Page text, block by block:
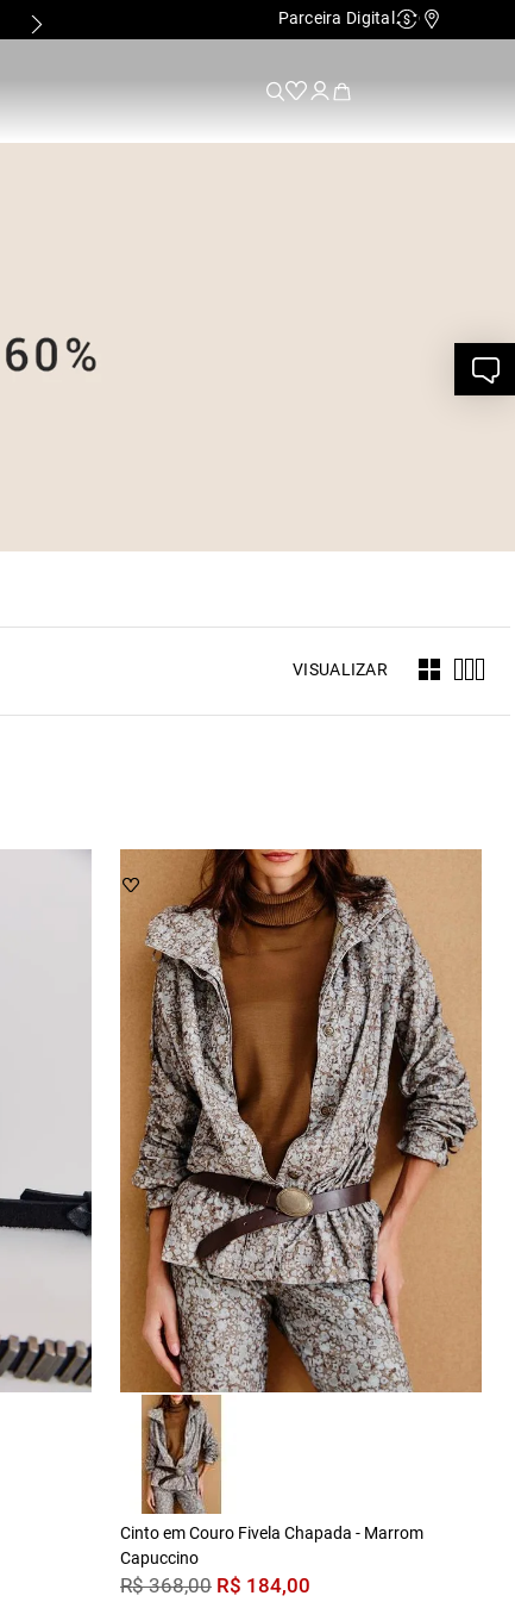
PRIMEIRA TROCA GRÁTIS*
Parceira Digital Cashback
VISUALIZAR
Cinto em Couro Fivela Chapada - Marrom
Capuccino
R$ 368,00 R$ 184,00